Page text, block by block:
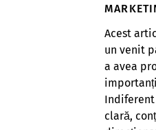
Acest
un venit
a avea
Indiferent
clară,